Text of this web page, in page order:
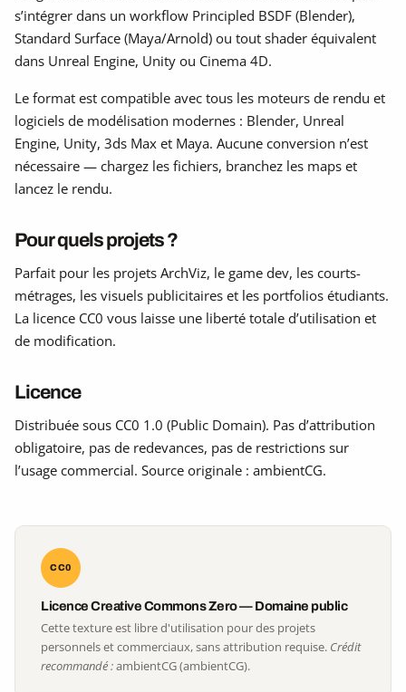
s’intégrer dans un workflow Principled BSDF (Blender),
Standard Surface (Maya/Arnold) ou tout shader équivalent
dans Unreal Engine, Unity ou Cinema 4D.
Le format est compatible avec tous les moteurs de rendu et
logiciels de modélisation modernes : Blender, Unreal
Engine, Unity, 3ds Max et Maya. Aucune conversion n’est
nécessaire — chargez les fichiers, branchez les maps et
lancez le rendu.
Pour quels projets ?
Parfait pour les projets ArchViz, le game dev, les courts-
métrages, les visuels publicitaires et les portfolios étudiants.
La licence CC0 vous laisse une liberté totale d’utilisation et
de modification.
Licence
Distribuée sous CC0 1.0 (Public Domain). Pas d’attribution
obligatoire, pas de redevances, pas de restrictions sur
l’usage commercial. Source originale : ambientCG.
CC0
Licence Creative Commons Zero — Domaine public
Cette texture est libre d'utilisation pour des projets
personnels et commerciaux, sans attribution requise. Crédit
recommandé :ambientCG (ambientCG).